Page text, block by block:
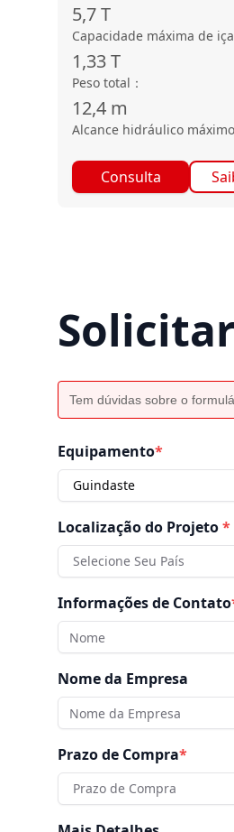
5,7T
Capacidade máxima de
1,33T
Peso total ：
12,4 m
Alcance hidráulico máximo
Consulta
Tem dúvidas sobre o
Equipamento*
Guindaste
Localização do Projeto*
Selecione Seu País
Informações de Contato
Nome da Empresa
Prazo de Compra*
Prazo de Compra